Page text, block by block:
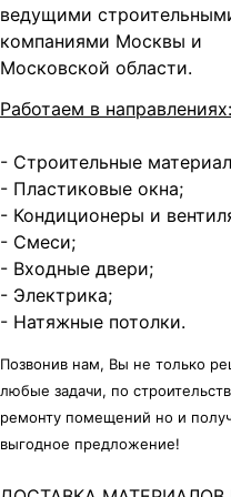
ведущими
компаниями Москвы и
Московской области.
Работаем в направлениях:
- Строительные
- Пластиковые окна;
- Кондиционеры и
- Смеси;
- Входные двери;
- Электрика;
- Натяжные потолки.
Позвонив нам, Вы не только
любые задачи, по
ремонту помещений но и
выгодное предложение!